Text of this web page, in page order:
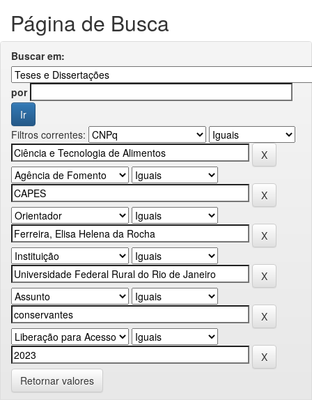
Página de Busca
Buscar em:
por
Filtros correntes:
Retornar valores